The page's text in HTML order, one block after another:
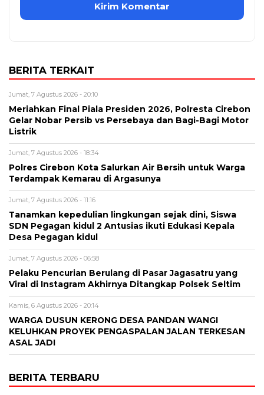
BERITA TERKAIT
Jumat, 7 Agustus 2026 - 20:10
Meriahkan Final Piala Presiden 2026, Polresta Cirebon
Gelar Nobar Persib vs Persebaya dan Bagi-Bagi Motor
Listrik
Jumat, 7 Agustus 2026 - 18:34
Polres Cirebon Kota Salurkan Air Bersih untuk Warga
Terdampak Kemarau di Argasunya
Jumat, 7 Agustus 2026 - 11:16
Tanamkan kepedulian lingkungan sejak dini, Siswa
SDN Pegagan kidul 2 Antusias ikuti Edukasi Kepala
Desa Pegagan kidul
Jumat, 7 Agustus 2026 - 06:58
Pelaku Pencurian Berulang di Pasar Jagasatru yang
Viral di Instagram Akhirnya Ditangkap Polsek Seltim
Kamis, 6 Agustus 2026 - 20:14
WARGA DUSUN KERONG DESA PANDAN WANGI
KELUHKAN PROYEK PENGASPALAN JALAN TERKESAN
ASAL JADI
BERITA TERBARU